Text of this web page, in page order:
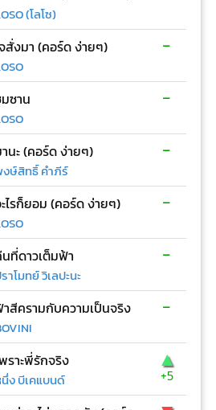
(โลโซ)
สั่งมา (คอร์ด ง่ายๆ) -
ซาน -
นะ (คอร์ด ง่ายๆ)
ษ์สิทธิ์ คำภีร์
-
ไรก็ยอม (คอร์ด ง่ายๆ) -
ที่ดาวเต็มฟ้า
าโมทย์ วิเลปะนะ
-
สีครามกับความเป็นจริง -
ราะพี่รักจริง
ง บีเคแบนด์
▲
+5